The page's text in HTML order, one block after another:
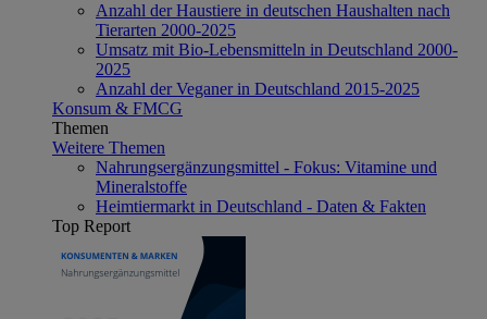
Anzahl der Haustiere in deutschen Haushalten nach
Tierarten 2000-2025
Umsatz mit Bio-Lebensmitteln in Deutschland 2000-
2025
Anzahl der Veganer in Deutschland 2015-2025
Konsum & FMCG
Themen
Weitere Themen
Nahrungsergänzungsmittel - Fokus: Vitamine und
Mineralstoffe
Heimtiermarkt in Deutschland - Daten & Fakten
Top Report